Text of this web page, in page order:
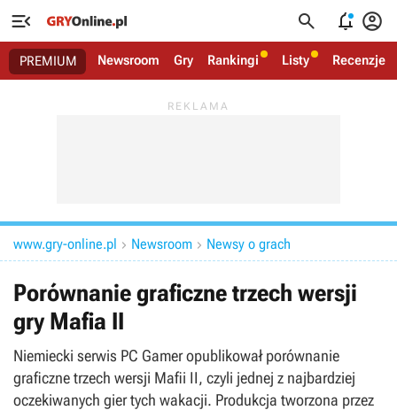
   
PREMIUM Newsroom Gry Rankingi Listy Recenzje
www.gry-online.pl  Newsroom  Newsy o grach
Porównanie graficzne trzech wersji
gry Mafia II
Niemiecki serwis PC Gamer opublikował porównanie
graficzne trzech wersji Mafii II, czyli jednej z najbardziej
oczekiwanych gier tych wakacji. Produkcja tworzona przez